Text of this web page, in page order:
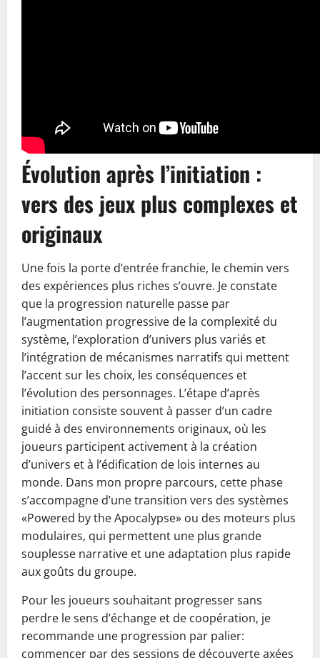
Évolution après l’initiation :
vers des jeux plus complexes et
originaux
Une fois la porte d’entrée franchie, le chemin vers
des expériences plus riches s’ouvre. Je constate
que la progression naturelle passe par
l’augmentation progressive de la complexité du
système, l’exploration d’univers plus variés et
l’intégration de mécanismes narratifs qui mettent
l’accent sur les choix, les conséquences et
l’évolution des personnages. L’étape d’après
initiation consiste souvent à passer d’un cadre
guidé à des environnements originaux, où les
joueurs participent activement à la création
d’univers et à l’édification de lois internes au
monde. Dans mon propre parcours, cette phase
s’accompagne d’une transition vers des systèmes
«Powered by the Apocalypse» ou des moteurs plus
modulaires, qui permettent une plus grande
souplesse narrative et une adaptation plus rapide
aux goûts du groupe.
Pour les joueurs souhaitant progresser sans
perdre le sens d’échange et de coopération, je
recommande une progression par palier:
commencer par des sessions de découverte axées